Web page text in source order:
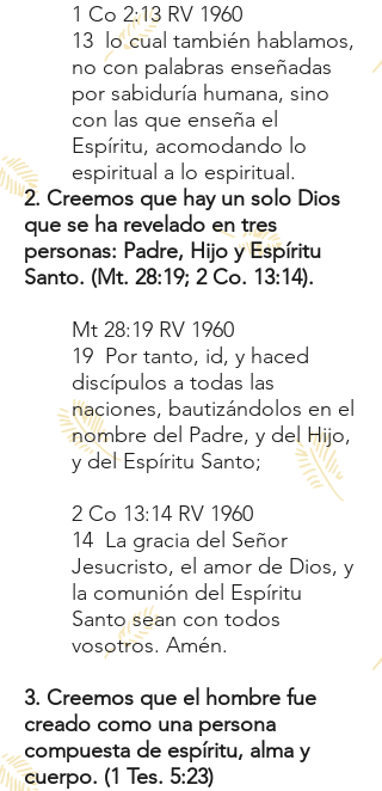
1 Co 2:13 RV 1960
13 lo cual también hablamos,
no con palabras enseñadas
por sabiduría humana, sino
con las que enseña el
Espíritu, acomodando lo
espiritual a lo espiritual.
2. Creemos que hay un solo Dios
que se ha revelado en tres
personas: Padre, Hijo y Espíritu
Santo. (Mt. 28:19; 2 Co. 13:14).
Mt 28:19 RV 1960
19 Por tanto, id, y haced
discípulos a todas las
naciones, bautizándolos en el
nombre del Padre, y del Hijo,
y del Espíritu Santo;
2 Co 13:14 RV 1960
14 La gracia del Señor
Jesucristo, el amor de Dios, y
la comunión del Espíritu
Santo sean con todos
vosotros. Amén.
3. Creemos que el hombre fue
creado como una persona
compuesta de espíritu, alma y
cuerpo. (1 Tes. 5:23)